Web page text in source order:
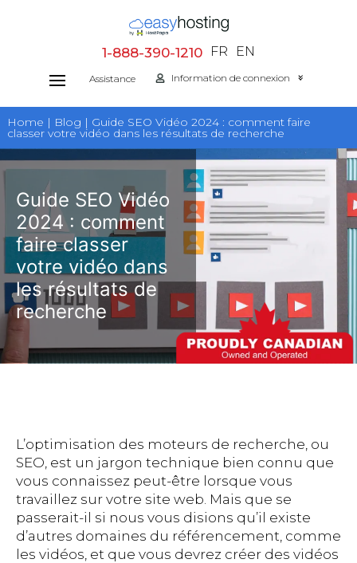
1-888-390-1210 FR EN
Assistance Information de connexion
Home | Blog | Guide SEO Vidéo 2024 : comment faire
classer votre vidéo dans les résultats de recherche
Guide SEO Vidéo
2024 : comment
faire classer
votre vidéo dans
les résultats de
recherche
L’optimisation des moteurs de recherche, ou
SEO, est un jargon technique bien connu que
vous connaissez peut-être lorsque vous
travaillez sur votre site web. Mais que se
passerait-il si nous vous disions qu’il existe
d’autres domaines du référencement, comme
les vidéos, et que vous devrez créer des vidéos